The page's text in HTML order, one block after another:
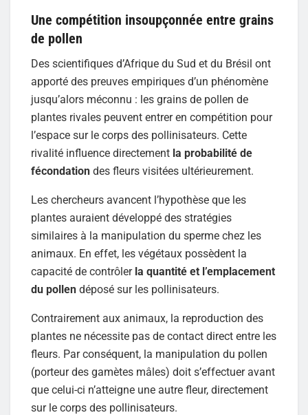
Une compétition insoupçonnée entre grains
de pollen
Des scientifiques d’Afrique du Sud et du Brésil ont
apporté des preuves empiriques d’un phénomène
jusqu’alors méconnu : les grains de pollen de
plantes rivales peuvent entrer en compétition pour
l’espace sur le corps des pollinisateurs. Cette
rivalité influence directement la probabilité de
fécondation des fleurs visitées ultérieurement.
Les chercheurs avancent l’hypothèse que les
plantes auraient développé des stratégies
similaires à la manipulation du sperme chez les
animaux. En effet, les végétaux possèdent la
capacité de contrôler la quantité et l’emplacement
du pollen déposé sur les pollinisateurs.
Contrairement aux animaux, la reproduction des
plantes ne nécessite pas de contact direct entre les
fleurs. Par conséquent, la manipulation du pollen
(porteur des gamètes mâles) doit s’effectuer avant
que celui-ci n’atteigne une autre fleur, directement
sur le corps des pollinisateurs.